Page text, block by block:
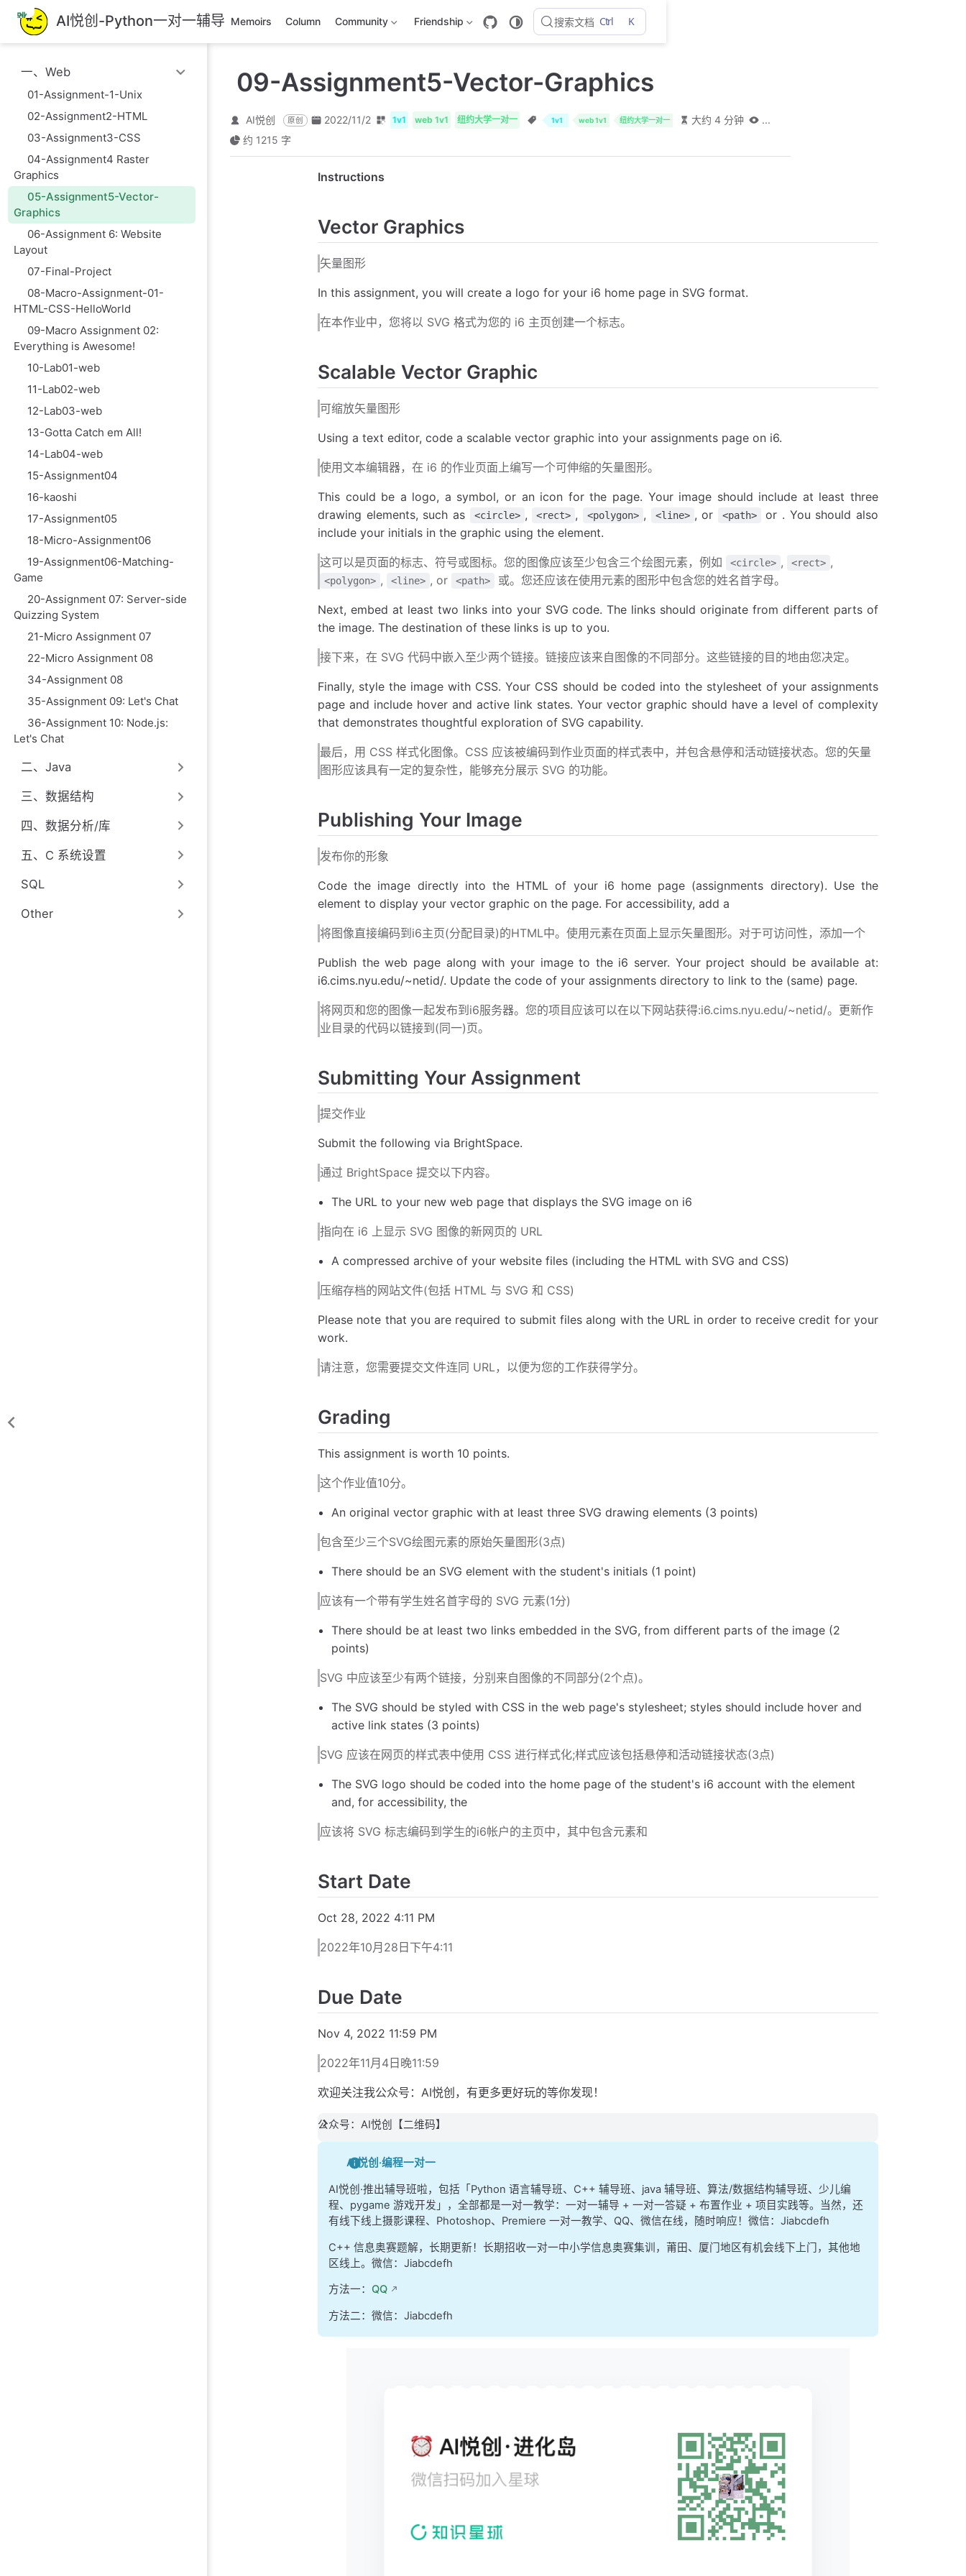
跳
至
主
AI悦创-Python一对一辅导 Memoirs Column Community Friendship 搜索文档 Ctrl K
一、Web
01-Assignment-1-Unix
02-Assignment2-HTML
03-Assignment3-CSS
04-Assignment4 Raster
Graphics
05-Assignment5-Vector-
Graphics
06-Assignment 6: Website
Layout
07-Final-Project
08-Macro-Assignment-01-
HTML-CSS-HelloWorld
09-Macro Assignment 02:
Everything is Awesome!
10-Lab01-web
11-Lab02-web
12-Lab03-web
13-Gotta Catch em All!
14-Lab04-web
15-Assignment04
16-kaoshi
17-Assignment05
18-Micro-Assignment06
19-Assignment06-Matching-
Game
20-Assignment 07: Server-side
Quizzing System
21-Micro Assignment 07
22-Micro Assignment 08
34-Assignment 08
35-Assignment 09: Let's Chat
36-Assignment 10: Node.js:
Let's Chat
二、Java
三、数据结构
四、数据分析/库
五、C 系统设置
SQL
Other
09-Assignment5-Vector-Graphics
AI悦创 原创 2022/11/2 1v1 web 1v1 纽约大学一对一 1v1 web 1v1 纽约大学一对一 大约 4 分钟
...
约 1215 字
Instructions
Vector Graphics
矢量图形
In this assignment, you will create a logo for your i6 home page in SVG format.
在本作业中，您将以 SVG 格式为您的 i6 主页创建一个标志。
Scalable Vector Graphic
可缩放矢量图形
Using a text editor, code a scalable vector graphic into your assignments page on i6.
使用文本编辑器，在 i6 的作业页面上编写一个可伸缩的矢量图形。
This could be a logo, a symbol, or an icon for the page. Your image should include at least three
drawing elements, such as
<circle> , <rect> , <polygon> , <line> , or <path>
or . You should also
include your initials in the graphic using the element.
这可以是页面的标志、符号或图标。您的图像应该至少包含三个绘图元素，例如 <circle> , <rect> ,
<polygon> , <line> , or <path> 或。您还应该在使用元素的图形中包含您的姓名首字母。
Next, embed at least two links into your SVG code. The links should originate from different parts of
the image. The destination of these links is up to you.
接下来，在 SVG 代码中嵌入至少两个链接。链接应该来自图像的不同部分。这些链接的目的地由您决定。
Finally, style the image with CSS. Your CSS should be coded into the stylesheet of your assignments
page and include hover and active link states. Your vector graphic should have a level of complexity
that demonstrates thoughtful exploration of SVG capability.
最后，用 CSS 样式化图像。CSS 应该被编码到作业页面的样式表中，并包含悬停和活动链接状态。您的矢量
图形应该具有一定的复杂性，能够充分展示 SVG 的功能。
Publishing Your Image
发布你的形象
Code the image directly into the HTML of your i6 home page (assignments directory). Use the
element to display your vector graphic on the page. For accessibility, add a
将图像直接编码到i6主页(分配目录)的HTML中。使用元素在页面上显示矢量图形。对于可访问性，添加一个
Publish the web page along with your image to the i6 server. Your project should be available at:
i6.cims.nyu.edu/~netid/. Update the code of your assignments directory to link to the (same) page.
将网页和您的图像一起发布到i6服务器。您的项目应该可以在以下网站获得:i6.cims.nyu.edu/~netid/。更新作
业目录的代码以链接到(同一)页。
Submitting Your Assignment
提交作业
Submit the following via BrightSpace.
通过 BrightSpace 提交以下内容。
The URL to your new web page that displays the SVG image on i6
指向在 i6 上显示 SVG 图像的新网页的 URL
A compressed archive of your website files (including the HTML with SVG and CSS)
压缩存档的网站文件(包括 HTML 与 SVG 和 CSS)
Please note that you are required to submit files along with the URL in order to receive credit for your
work.
请注意，您需要提交文件连同 URL，以便为您的工作获得学分。
Grading
This assignment is worth 10 points.
这个作业值10分。
An original vector graphic with at least three SVG drawing elements (3 points)
包含至少三个SVG绘图元素的原始矢量图形(3点)
There should be an SVG element with the student's initials (1 point)
应该有一个带有学生姓名首字母的 SVG 元素(1分)
There should be at least two links embedded in the SVG, from different parts of the image (2
points)
SVG 中应该至少有两个链接，分别来自图像的不同部分(2个点)。
The SVG should be styled with CSS in the web page's stylesheet; styles should include hover and
active link states (3 points)
SVG 应该在网页的样式表中使用 CSS 进行样式化;样式应该包括悬停和活动链接状态(3点)
The SVG logo should be coded into the home page of the student's i6 account with the element
and, for accessibility, the
应该将 SVG 标志编码到学生的i6帐户的主页中，其中包含元素和
Start Date
Oct 28, 2022 4:11 PM
2022年10月28日下午4:11
Due Date
Nov 4, 2022 11:59 PM
2022年11月4日晚11:59
欢迎关注我公众号：AI悦创，有更多更好玩的等你发现！
公众号：AI悦创【二维码】
AI悦创·编程一对一
AI悦创·推出辅导班啦，包括「Python 语言辅导班、C++ 辅导班、java 辅导班、算法/数据结构辅导班、少儿编
程、pygame 游戏开发」，全部都是一对一教学：一对一辅导 + 一对一答疑 + 布置作业 + 项目实践等。当然，还
有线下线上摄影课程、Photoshop、Premiere 一对一教学、QQ、微信在线，随时响应！微信：Jiabcdefh
C++ 信息奥赛题解，长期更新！长期招收一对一中小学信息奥赛集训，莆田、厦门地区有机会线下上门，其他地
区线上。微信：Jiabcdefh
方法一： QQ
方法二：微信：Jiabcdefh